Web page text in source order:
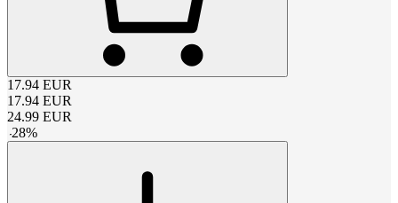
17.94 EUR
17.94 EUR
24.99 EUR
-28%